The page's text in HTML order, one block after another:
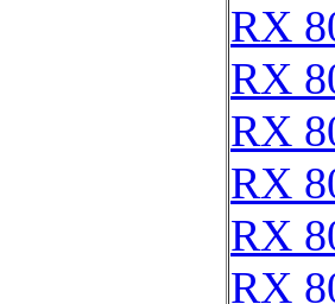
RX
RX
RX
RX
RX
RX